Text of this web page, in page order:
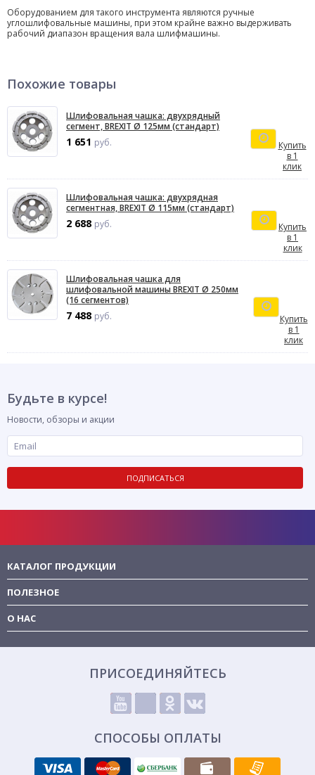
Оборудованием для такого инструмента являются ручные
углошлифовальные машины, при этом крайне важно выдерживать
рабочий диапазон вращения вала шлифмашины.
Похожие товары
Шлифовальная чашка: двухрядный
сегмент, BREXIT Ø 125мм (стандарт)
1 651 руб.
Купить
в 1
клик
Шлифовальная чашка: двухрядная
сегментная, BREXIT Ø 115мм (стандарт)
2 688 руб.
Купить
в 1
клик
Шлифовальная чашка для
шлифовальной машины BREXIT Ø 250мм
(16 сегментов)
7 488 руб.
Купить
в 1
клик
Будьте в курсе!
Новости, обзоры и акции
ПОДПИСАТЬСЯ
КАТАЛОГ ПРОДУКЦИИ
ПОЛЕЗНОЕ
О НАС
ПРИСОЕДИНЯЙТЕСЬ
СПОСОБЫ ОПЛАТЫ